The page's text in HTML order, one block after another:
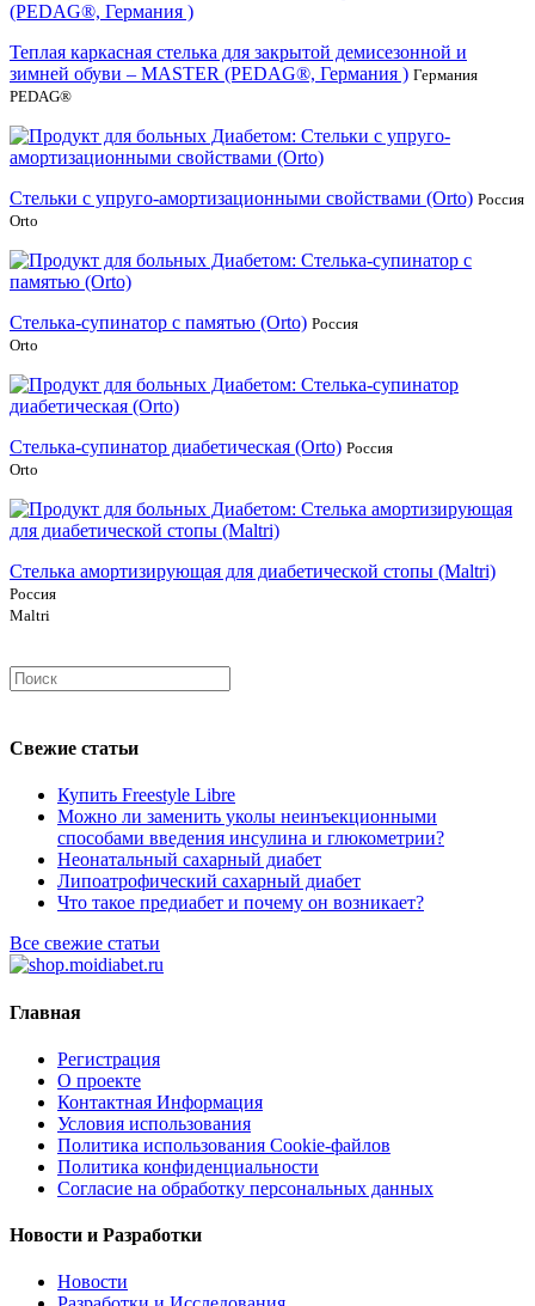
Теплая каркасная стелька для закрытой демисезонной и
зимней обуви – MASTER (PEDAG®, Германия ) Германия
PEDAG®
Стельки c упруго-амортизационными свойствами (Orto) Россия
Orto
Стелька-супинатор с памятью (Orto) Россия
Orto
Стелька-супинатор диабетическая (Orto) Россия
Orto
Стелька амортизирующая для диабетической стопы (Maltri)
Россия
Maltri
Свежие статьи
Купить Freestyle Libre
Можно ли заменить уколы неинъекционными
способами введения инсулина и глюкометрии?
Неонатальный сахарный диабет
Липоатрофический сахарный диабет
Что такое предиабет и почему он возникает?
Все свежие статьи
Главная
Регистрация
О проекте
Контактная Информация
Условия использования
Политика использования Cookie-файлов
Политика конфиденциальности
Согласие на обработку персональных данных
Новости и Разработки
Новости